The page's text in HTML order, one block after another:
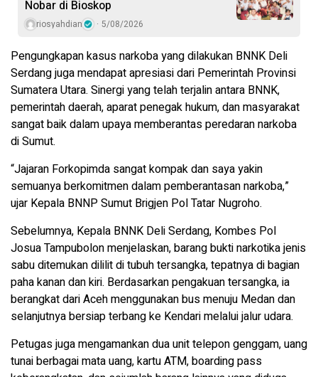
Nobar di Bioskop
riosyahdian 5/08/2026
Pengungkapan kasus narkoba yang dilakukan BNNK Deli
Serdang juga mendapat apresiasi dari Pemerintah Provinsi
Sumatera Utara. Sinergi yang telah terjalin antara BNNK,
pemerintah daerah, aparat penegak hukum, dan masyarakat
sangat baik dalam upaya memberantas peredaran narkoba
di Sumut.
“Jajaran Forkopimda sangat kompak dan saya yakin
semuanya berkomitmen dalam pemberantasan narkoba,”
ujar Kepala BNNP Sumut Brigjen Pol Tatar Nugroho.
Sebelumnya, Kepala BNNK Deli Serdang, Kombes Pol
Josua Tampubolon menjelaskan, barang bukti narkotika jenis
sabu ditemukan dililit di tubuh tersangka, tepatnya di bagian
paha kanan dan kiri. Berdasarkan pengakuan tersangka, ia
berangkat dari Aceh menggunakan bus menuju Medan dan
selanjutnya bersiap terbang ke Kendari melalui jalur udara.
Petugas juga mengamankan dua unit telepon genggam, uang
tunai berbagai mata uang, kartu ATM, boarding pass